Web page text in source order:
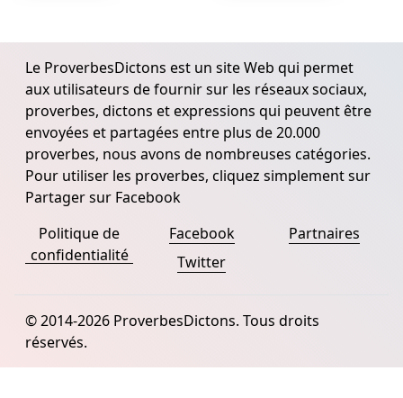
Le ProverbesDictons est un site Web qui permet
aux utilisateurs de fournir sur les réseaux sociaux,
proverbes, dictons et expressions qui peuvent être
envoyées et partagées entre plus de 20.000
proverbes, nous avons de nombreuses catégories.
Pour utiliser les proverbes, cliquez simplement sur
Partager sur Facebook
Politique de
confidentialité
Facebook
Twitter
Partnaires
© 2014-2026 ProverbesDictons. Tous droits
réservés.